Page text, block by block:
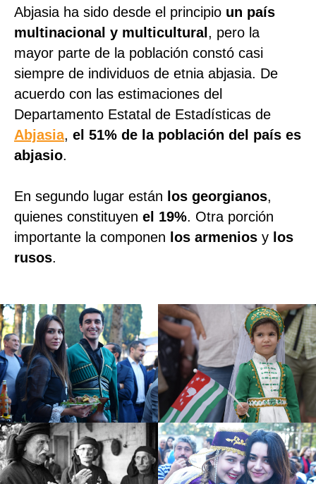
Abjasia ha sido desde el principio un país
multinacional y multicultural , pero la
mayor parte de la población constó casi
siempre de individuos de etnia abjasia. De
acuerdo con las estimaciones del
Departamento Estatal de Estadísticas de
Abjasia, el 51% de la población del país es
abjasio.
En segundo lugar están los georgianos,
quienes constituyen el 19%. Otra porción
importante la componen los armenios y los
rusos.